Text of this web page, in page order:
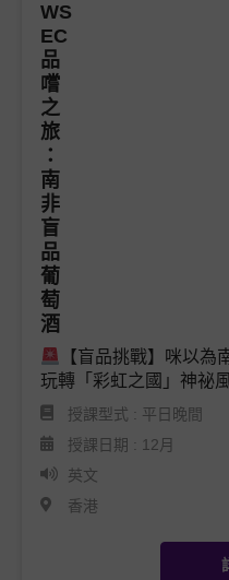
【盲品挑戰】咪以為
玩轉「彩虹之國」神祕
授課型式 : 平日晚間
授課日期 : 12月
英文
香港